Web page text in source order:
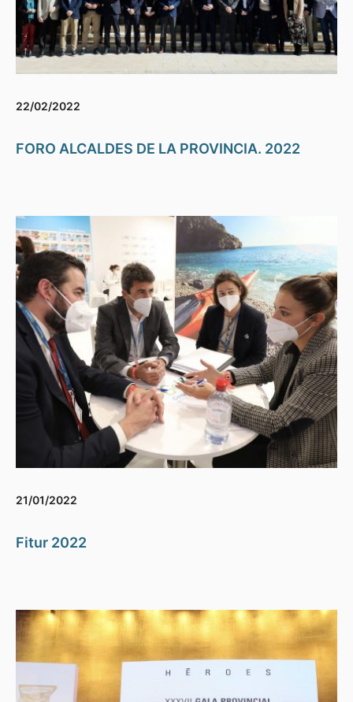
22/02/2022
FORO ALCALDES DE LA PROVINCIA. 2022
21/01/2022
Fitur 2022